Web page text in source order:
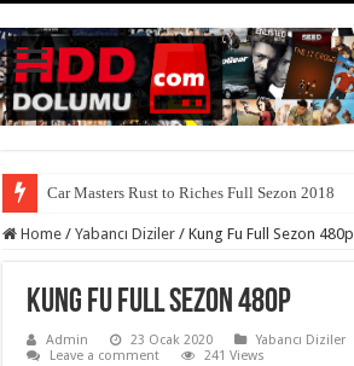
Car Masters Rust to Riches Full Sezon 2018
Home / Yabancı Diziler / Kung Fu Full Sezon 480p
Kung Fu Full Sezon 480p
Admin 23 Ocak 2020
Yabancı Diziler
Leave a comment
241 Views